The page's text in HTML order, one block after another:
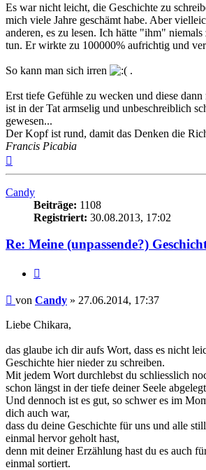
Es war nicht leicht, die Geschichte zu
mich viele Jahre geschämt habe. Aber
anderen, es zu lesen. Ich hätte "ihm" niemals
tun. Er wirkte zu 100000% aufrichtig und
So kann man sich irren .
Erst tiefe Gefühle zu wecken und diese dann
ist in der Tat armselig und unbeschreiblich
gewesen...
Der Kopf ist rund, damit das Denken die
Francis Picabia
Candy
Beiträge: 1108
Registriert: 30.08.2013, 17:02
Re: Meine (unpassende?)
Beitrag
von Candy » 27.06.2014, 17:37
Liebe Chikara,
das glaube ich dir aufs Wort, dass es nicht
Geschichte hier nieder zu schreiben.
Mit jedem Wort durchlebst du schliesslich
schon längst in der tiefe deiner Seele
Und dennoch ist es gut, so schwer es im
dich auch war,
dass du deine Geschichte für uns und alle
einmal hervor geholt hast,
denn mit deiner Erzählung hast du es auch
einmal sortiert.